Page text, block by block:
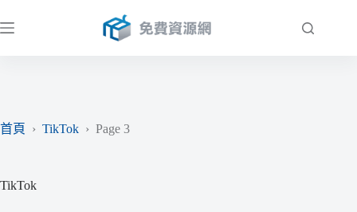
至
首頁
› TikTok › Page 3
TikTok